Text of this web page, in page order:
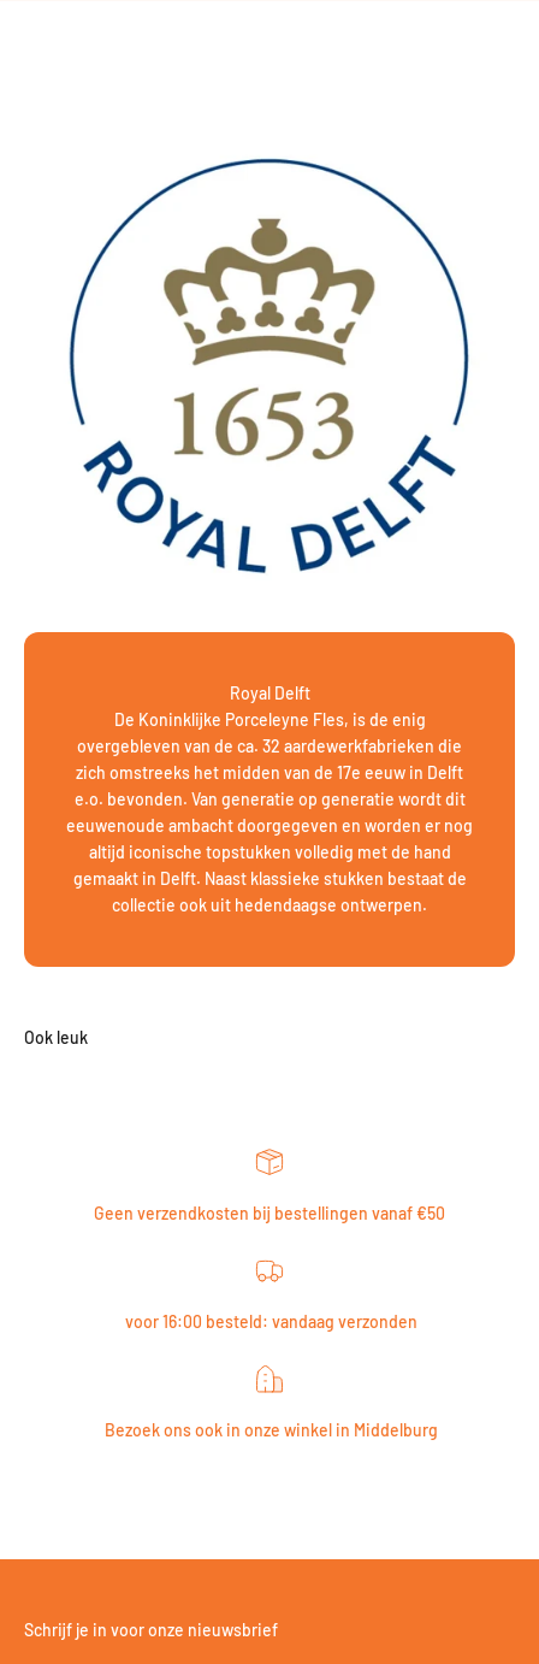
Royal Delft
De Koninklijke Porceleyne Fles, is de enig
overgebleven van de ca. 32 aardewerkfabrieken die
zich omstreeks het midden van de 17e eeuw in Delft
e.o. bevonden. Van generatie op generatie wordt dit
eeuwenoude ambacht doorgegeven en worden er nog
altijd iconische topstukken volledig met de hand
gemaakt in Delft. Naast klassieke stukken bestaat de
collectie ook uit hedendaagse ontwerpen.
Geen verzendkosten bij bestellingen vanaf €50
voor 16:00 besteld: vandaag verzonden
Bezoek ons ook in onze winkel in Middelburg
Schrijf je in voor onze nieuwsbrief